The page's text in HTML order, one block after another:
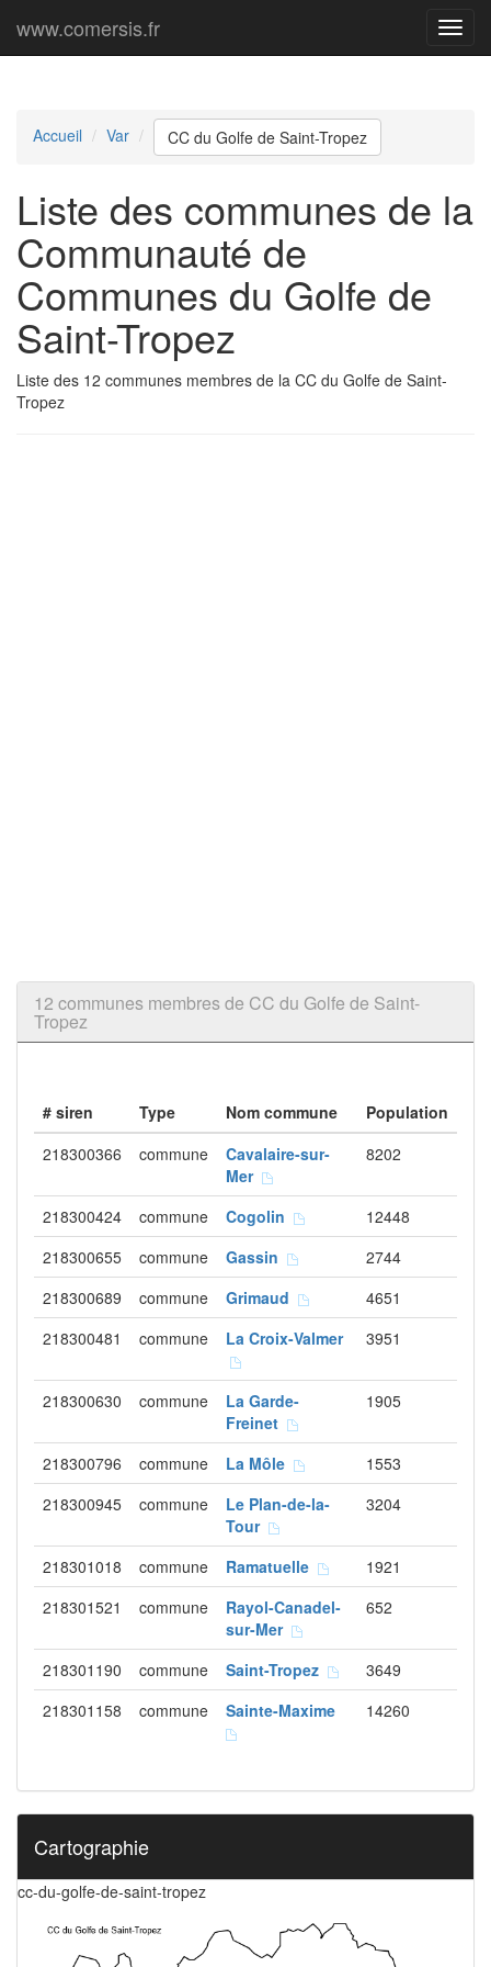
Menu
www.comersis.fr
Accueil Var CC du Golfe de Saint-Tropez
Liste des communes de la
Communauté de
Communes du Golfe de
Saint-Tropez
Liste des 12 communes membres de la CC du Golfe de Saint-
Tropez
12 communes membres de CC du Golfe de Saint-
Tropez
# siren Type Nom commune
Population
218300366
commune
Cavalaire-sur-
Mer
8202
218300424 commune Cogolin
12448
218300655
commune Gassin
2744
218300689
commune Grimaud
4651
218300481
commune La Croix-Valmer 3951
218300630 commune
La Garde-
Freinet
1905
218300796 commune La Môle
1553
218300945
commune
Le Plan-de-la-
Tour
3204
218301018 commune Ramatuelle
1921
218301521
commune
Rayol-Canadel-
sur-Mer
652
218301190 commune Saint-Tropez
3649
218301158
commune Sainte-Maxime 14260
Cartographie
cc-du-golfe-de-saint-tropez